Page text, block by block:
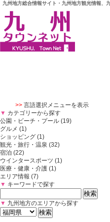
九州地方総合情報サイト・九州地方観光情報、
>>言語選択メニューを表示
▼ カテゴリーから探す
公園・ビーチ・プール (19)
グルメ (1)
ショッピング (1)
観光・旅行・温泉 (32)
宿泊 (22)
ウインタースポーツ (1)
医療・健康・介護 (1)
エリア情報 (7)
▼ キーワードで探す
▼ 九州地方のエリアから探す